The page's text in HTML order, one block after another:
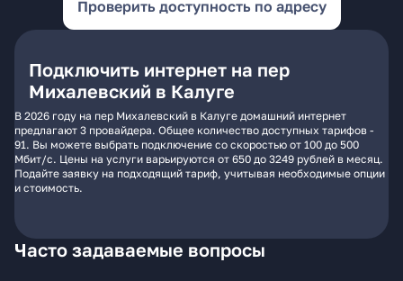
Проверить доступность по адресу
Подключить интернет на пер
Михалевский в Калуге
В 2026 году на пер Михалевский в Калуге домашний интернет
предлагают 3 провайдера. Общее количество доступных тарифов -
91. Вы можете выбрать подключение со скоростью от 100 до 500
Мбит/с. Цены на услуги варьируются от 650 до 3249 рублей в месяц.
Подайте заявку на подходящий тариф, учитывая необходимые опции
и стоимость.
Часто задаваемые вопросы